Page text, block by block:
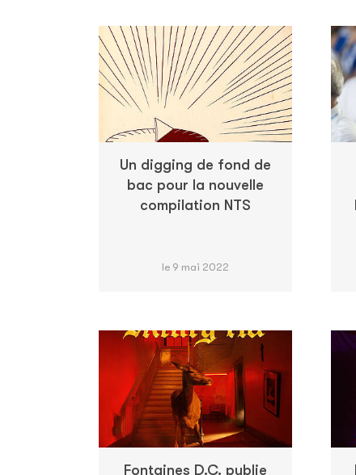
Un digging de fond de
bac pour la nouvelle
compilation NTS
le 9 mai 2022
Fontaines D.C. publie